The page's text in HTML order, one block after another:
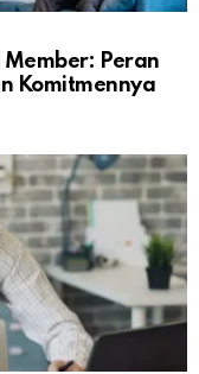
Peran
Komitmennya